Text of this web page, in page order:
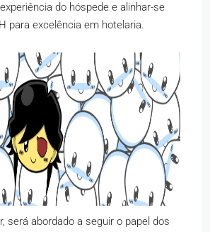
do hóspede e alinhar-se
para excelência em hotelaria.
será abordado a seguir o papel dos